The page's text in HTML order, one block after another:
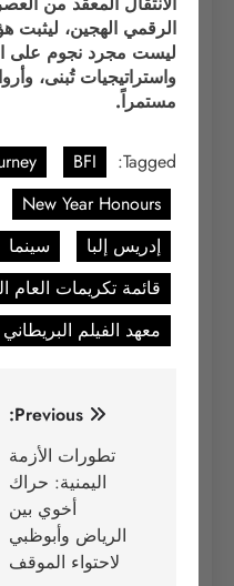
الرقمي الهجين، ليثبت
ليست مجرد نجوم على
واستراتيجيات تُبنى،
مستمراً.
Tagged:
BFI
New Year Honours
إدريس إلبا
سينما
قائمة تكريمات العام
معهد الفيلم البريطاني
تصفّح
المقالات
Previous:
تطورات الأزمة
اليمنية: حراك
أخوي بين
الرياض وأبوظبي
لاحتواء الموقف